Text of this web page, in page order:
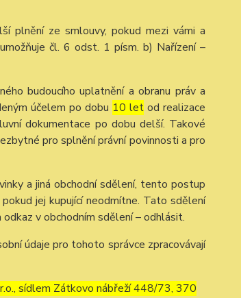
plnění ze smlouvy, pokud mezi vámi a
čl. 6 odst. 1 písm. b) Nařízení –
budoucího uplatnění a obranu práv a
účelem po dobu 10 letod realizace
dokumentace po dobu delší. Takové
pro splnění právní povinnosti a pro
a jiná obchodní sdělení, tento postup
jej kupující neodmítne. Tato sdělení
v obchodním sdělení – odhlásit.
údaje pro tohoto správce zpracovávají
sídlem Zátkovo nábřeží 448/73, 370